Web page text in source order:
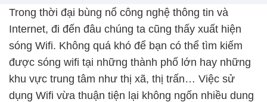
Vỏ iPhone Vỏ Samsung Vỏ Xiaomi Vỏ Oppo
Vỏ Huawei Vỏ Vivo
Trong thời đại bùng nổ công nghệ thông tin và
Internet, đi đến đâu chúng ta cũng thấy xuất hiện
sóng Wifi. Không quá khó để bạn có thể tìm kiếm
được sóng wifi tại những thành phố lớn hay những
khu vực trung tâm như thị xã, thị trấn… Việc sử
dụng Wifi vừa thuận tiện lại không ngốn nhiều dung